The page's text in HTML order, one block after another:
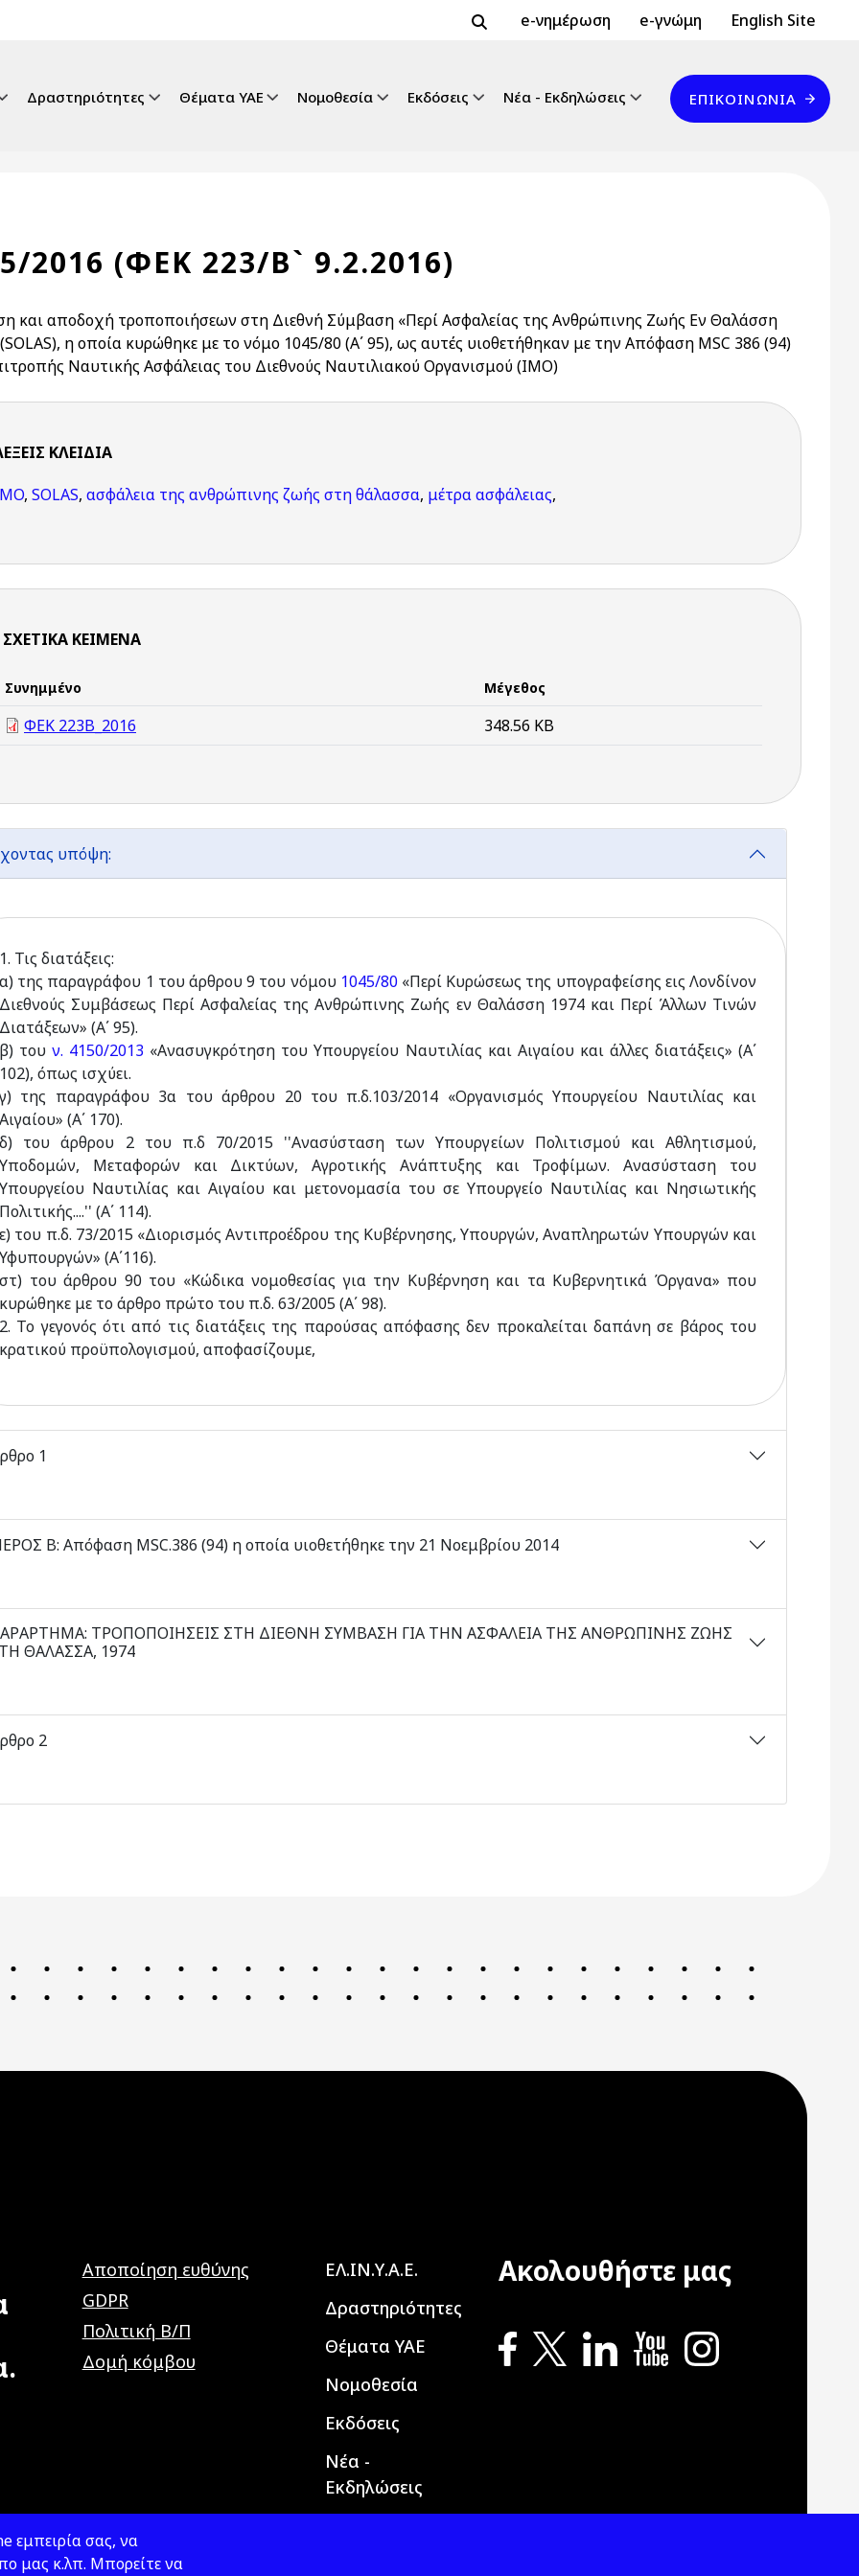
Header Top 2
e-νημέρωση e-γνώμη Header Top
English Site
Δραστηριότητες Θέματα ΥΑΕ Νομοθεσία Εκδόσεις Νέα - Εκδηλώσεις
Επικοινωνία
ΕΠΙΚΟΙΝΩΝΊΑ
2016 (ΦΕΚ 223/Β` 9.2.2016)
και αποδοχή τροποποιήσεων στη Διεθνή Σύμβαση «Περί Ασφαλείας της Ανθρώπινης Ζωής Εν Θαλάσση
η οποία κυρώθηκε με το νόμο 1045/80 (Α΄ 95), ως αυτές υιοθετήθηκαν με την Απόφαση MSC 386 (94)
Ναυτικής Ασφάλειας του Διεθνούς Ναυτιλιακού Οργανισμού (IMO)
KΛΕΙΔΙΆ
, SOLAS, ασφάλεια της ανθρώπινης ζωής στη θάλασσα, μέτρα ασφάλειας,
ΣΧΕΤΙΚΆ ΚΕΊΜΕΝΑ
Συνημμένο Μέγεθος
ΦΕΚ 223Β_2016 348.56 KB
υπόψη:
1. Τις διατάξεις:
α) της παραγράφου 1 του άρθρου 9 του νόμου 1045/80«Περί Κυρώσεως της υπογραφείσης εις Λονδίνον
Διεθνούς Συμβάσεως Περί Ασφαλείας της Ανθρώπινης Ζωής εν Θαλάσση 1974 και Περί Άλλων Τινών
Διατάξεων» (Α΄ 95).
β) τουν. 4150/2013 «Ανασυγκρότηση του Υπουργείου Ναυτιλίας και Αιγαίου και άλλες διατάξεις» (Α΄
102), όπως ισχύει.
γ) της παραγράφου 3α του άρθρου 20 του π.δ.103/2014 «Οργανισμός Υπουργείου Ναυτιλίας και
Αιγαίου» (Α΄ 170).
δ) του άρθρου 2 του π.δ 70/2015 ''Ανασύσταση των Υπουργείων Πολιτισμού και Αθλητισμού,
Υποδομών, Μεταφορών και Δικτύων, Αγροτικής Ανάπτυξης και Τροφίμων. Ανασύσταση του
Υπουργείου Ναυτιλίας και Αιγαίου και μετονομασία του σε Υπουργείο Ναυτιλίας και Νησιωτικής
Πολιτικής....'' (A΄ 114).
ε) του π.δ. 73/2015 «Διορισμός Αντιπροέδρου της Κυβέρνησης, Υπουργών, Αναπληρωτών Υπουργών και
Υφυπουργών» (Α΄116).
στ) του άρθρου 90 του «Κώδικα νομοθεσίας για την Κυβέρνηση και τα Κυβερνητικά Όργανα» που
κυρώθηκε με το άρθρο πρώτο του π.δ. 63/2005 (Α΄ 98).
2. Το γεγονός ότι από τις διατάξεις της παρούσας απόφασης δεν προκαλείται δαπάνη σε βάρος του
κρατικού προϋπολογισμού, αποφασίζουμε,
1
ΜΕΡΟΣ Β: Απόφαση MSC.386 (94) η οποία υιοθετήθηκε την 21 Nοεμβρίου 2014
ΤΡΟΠΟΠΟΙΗΣΕΙΣ ΣΤΗ ΔΙΕΘΝΗ ΣΥΜΒΑΣΗ ΓΙΑ ΤΗΝ ΑΣΦΑΛΕΙΑ ΤΗΣ ΑΝΘΡΩΠΙΝΗΣ ΖΩΗΣ
ΘΑΛΑΣΣΑ, 1974
2
Αποποίηση ευθύνης
GDPR
Πολιτική Β/Π
Δομή κόμβου
Main navigation
ΕΛ.ΙΝ.Υ.Α.Ε.
Δραστηριότητες
Θέματα ΥΑΕ
Νομοθεσία
Εκδόσεις
Νέα -
Εκδηλώσεις
Ακολουθήστε μας
εμπειρία σας, να
μας κ.λπ. Μπορείτε να